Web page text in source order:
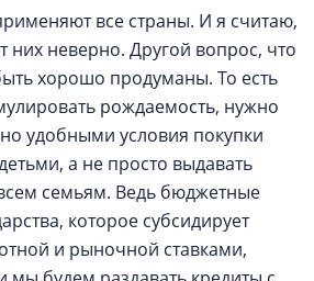
все страны. И я считаю,
них неверно. Другой вопрос, что
хорошо продуманы. То есть
рождаемость, нужно
удобными условия покупки
а не просто выдавать
семьям. Ведь бюджетные
которое субсидирует
и рыночной ставками,